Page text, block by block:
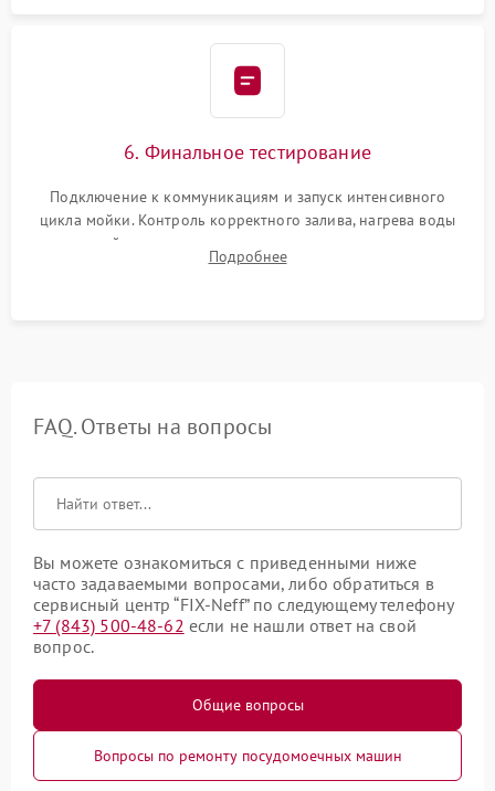
6. Финальное тестирование
Подключение к коммуникациям и запуск интенсивного
цикла мойки. Контроль корректного залива, нагрева воды
до нужной температуры, отсутствия посторонних шумов,
штатного слива и абсолютной сухости в поддоне.
Подробнее
FAQ. Ответы на вопросы
Вы можете ознакомиться с приведенными ниже
часто задаваемыми вопросами, либо обратиться в
сервисный центр “FIX-Neff” по следующему телефону
+7 (843) 500-48-62 если не нашли ответ на свой
вопрос.
Общие вопросы
Вопросы по ремонту посудомоечных машин